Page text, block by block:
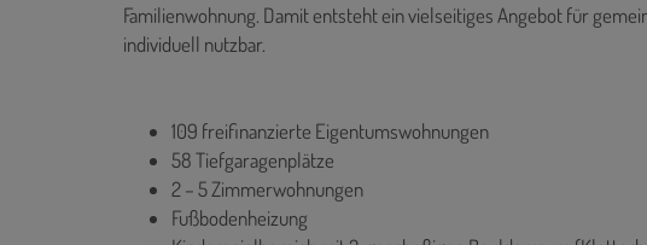
Familienwohnung. Damit entsteht ein vielseitiges Angebot für
individuell nutzbar.
109 freifinanzierte Eigentumswohnungen
58 Tiefgaragenplätze
2 – 5 Zimmerwohnungen
Fußbodenheizung